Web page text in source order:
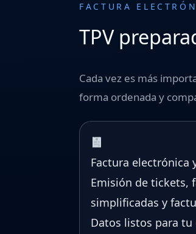
FACTURA
TPV
Cada vez es más
forma ordenada y
Factura electrónica
Emisión de tickets,
simplificadas y
Datos listos para tu